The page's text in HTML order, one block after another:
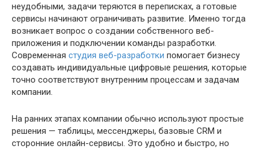
неудобными, задачи теряются в переписках, а готовые
сервисы начинают ограничивать развитие. Именно тогда
возникает вопрос о создании собственного веб-
приложения и подключении команды разработки.
Современная студия веб-разработки помогает бизнесу
создавать индивидуальные цифровые решения, которые
точно соответствуют внутренним процессам и задачам
компании.
На ранних этапах компании обычно используют простые
решения — таблицы, мессенджеры, базовые CRM и
сторонние онлайн-сервисы. Это удобно и быстро, но